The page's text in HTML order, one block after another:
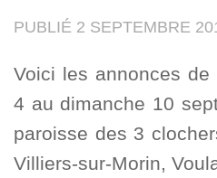
PUBLIÉ 2 SEPTEMBRE
Voici les annonces
4 au dimanche 10
paroisse des 3
Villiers-sur-Morin,